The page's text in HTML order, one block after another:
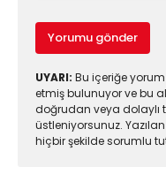
Yorumu gönder
UYARI: Bu içeriğe
etmiş bulunuyor ve bu
doğrudan veya dolaylı
üstleniyorsunuz.
hiçbir şekilde sorumlu